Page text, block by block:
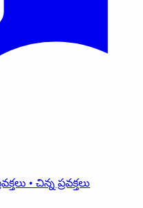
• చిన్న ప్రవక్తలు